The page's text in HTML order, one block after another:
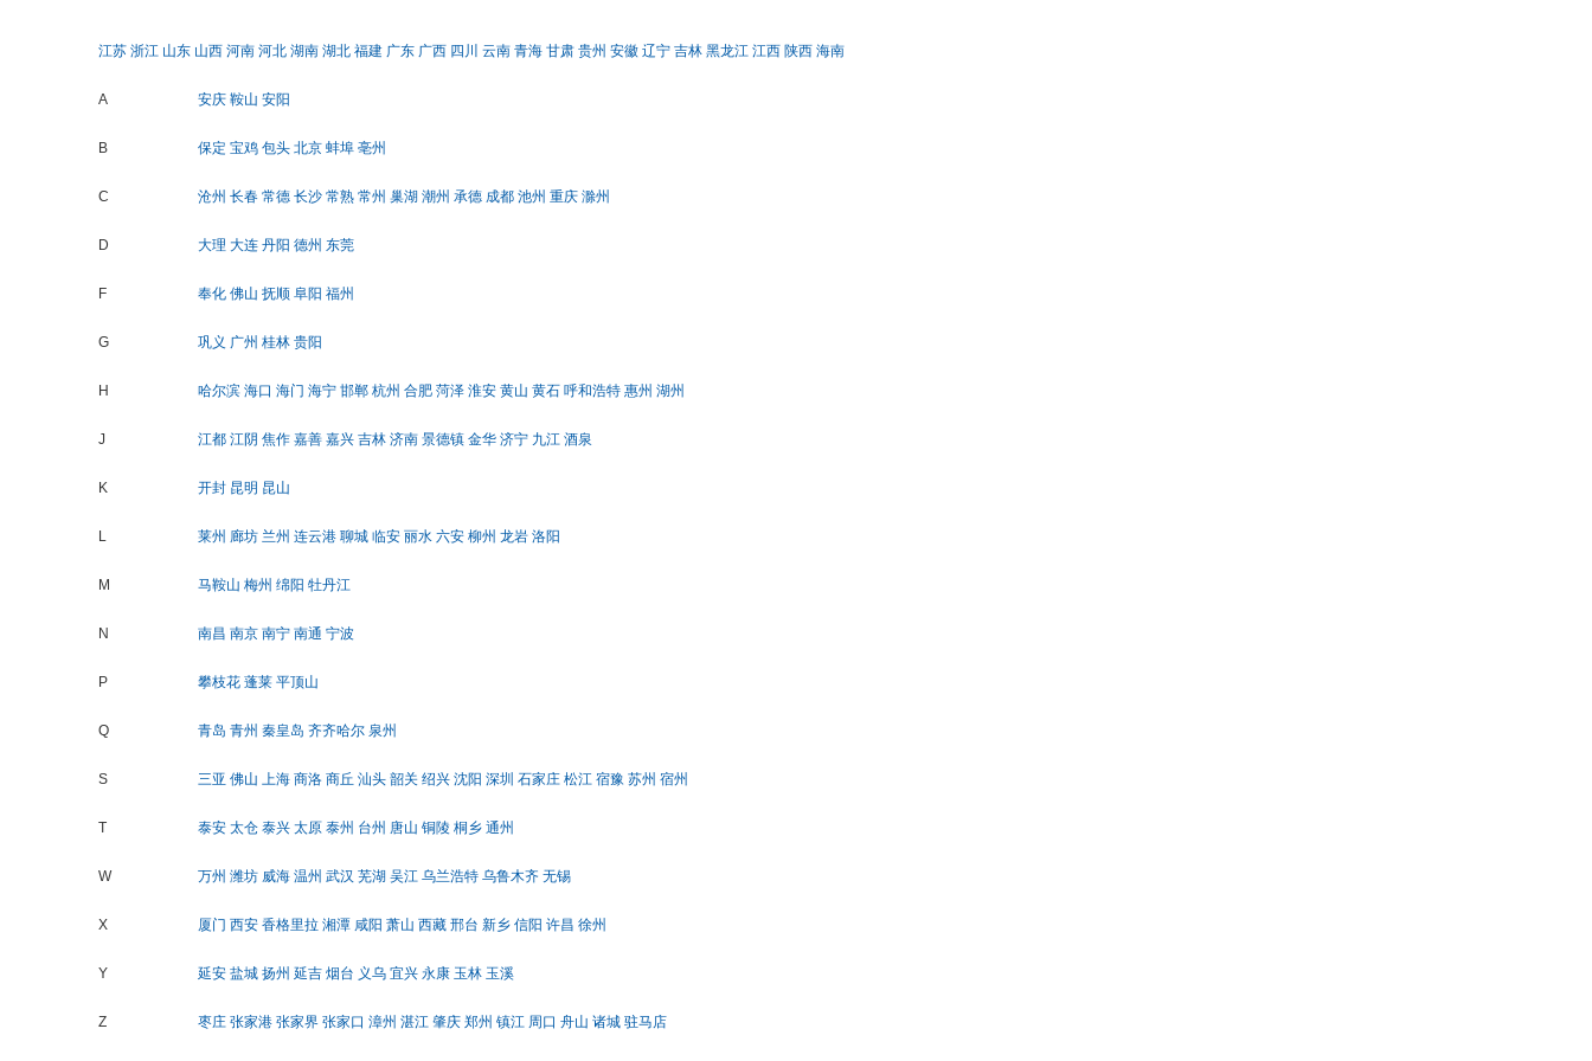
江苏 浙江 山东 山西 河南 河北 湖南 湖北 福建 广东 广西 四川 云南 青海 甘肃 贵州 安徽 辽宁 吉林 黑龙江 江西 陕西 海南
A 安庆 鞍山 安阳
B 保定 宝鸡 包头 北京 蚌埠 亳州
C 沧州 长春 常德 长沙 常熟 常州 巢湖 潮州 承德 成都 池州 重庆 滁州
D 大理 大连 丹阳 德州 东莞
F 奉化 佛山 抚顺 阜阳 福州
G 巩义 广州 桂林 贵阳
H 哈尔滨 海口 海门 海宁 邯郸 杭州 合肥 菏泽 淮安 黄山 黄石 呼和浩特 惠州 湖州
J 江都 江阴 焦作 嘉善 嘉兴 吉林 济南 景德镇 金华 济宁 九江 酒泉
K 开封 昆明 昆山
L 莱州 廊坊 兰州 连云港 聊城 临安 丽水 六安 柳州 龙岩 洛阳
M 马鞍山 梅州 绵阳 牡丹江
N 南昌 南京 南宁 南通 宁波
P 攀枝花 蓬莱 平顶山
Q 青岛 青州 秦皇岛 齐齐哈尔 泉州
S 三亚 佛山 上海 商洛 商丘 汕头 韶关 绍兴 沈阳 深圳 石家庄 松江 宿豫 苏州 宿州
T 泰安 太仓 泰兴 太原 泰州 台州 唐山 铜陵 桐乡 通州
W 万州 潍坊 威海 温州 武汉 芜湖 吴江 乌兰浩特 乌鲁木齐 无锡
X 厦门 西安 香格里拉 湘潭 咸阳 萧山 西藏 邢台 新乡 信阳 许昌 徐州
Y 延安 盐城 扬州 延吉 烟台 义乌 宜兴 永康 玉林 玉溪
Z 枣庄 张家港 张家界 张家口 漳州 湛江 肇庆 郑州 镇江 周口 舟山 诸城 驻马店